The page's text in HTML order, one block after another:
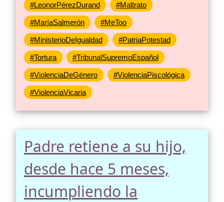
#LeonorPérezDurand #Maltrato
#MaríaSalmerón #MeToo
#MinisterioDeIgualdad #PatriaPotestad
#Tortura #TribunalSupremoEspañol
#ViolenciaDeGénero #ViolenciaPiscológica
#ViolenciaVicaria
Padre retiene a su hijo,
desde hace 5 meses,
incumpliendo la